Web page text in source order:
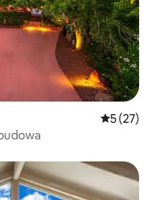
Średnia
5 (27)
gości